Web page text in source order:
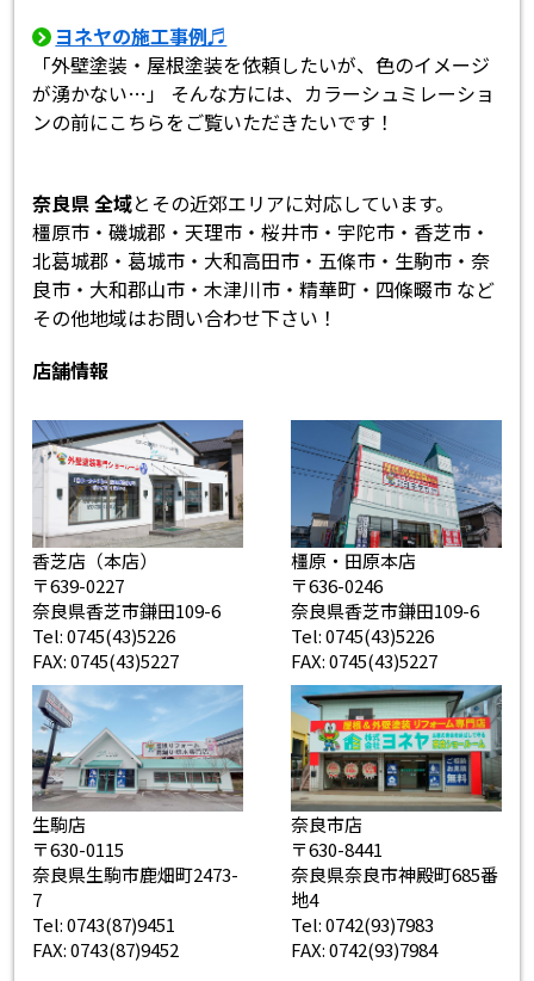
ヨネヤの施工事例♬
「外壁塗装・屋根塗装を依頼したいが、色のイメージ
が湧かない…」 そんな方には、カラーシュミレーショ
ンの前にこちらをご覧いただきたいです！
奈良県 全域とその近郊エリアに対応しています。
橿原市・磯城郡・天理市・桜井市・宇陀市・香芝市・
北葛城郡・葛城市・大和高田市・五條市・生駒市・奈
良市・大和郡山市・木津川市・精華町・四條畷市 など
その他地域はお問い合わせ下さい！
店舗情報
香芝店（本店）
〒639-0227
奈良県香芝市鎌田109-6
Tel: 0745(43)5226
FAX: 0745(43)5227
橿原・田原本店
〒636-0246
奈良県香芝市鎌田109-6
Tel: 0745(43)5226
FAX: 0745(43)5227
生駒店
〒630-0115
奈良県生駒市鹿畑町2473-
7
Tel: 0743(87)9451
FAX: 0743(87)9452
奈良市店
〒630-8441
奈良県奈良市神殿町685番
地4
Tel: 0742(93)7983
FAX: 0742(93)7984